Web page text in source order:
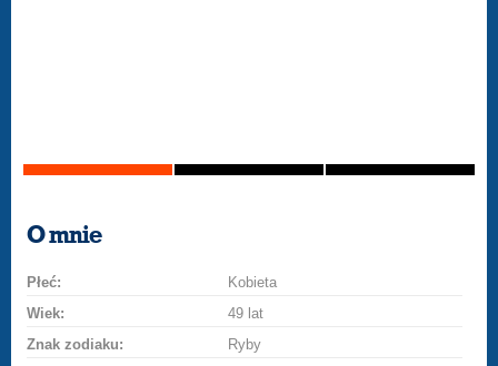
O mnie
Płeć:
Kobieta
Wiek:
49 lat
Znak zodiaku:
Ryby